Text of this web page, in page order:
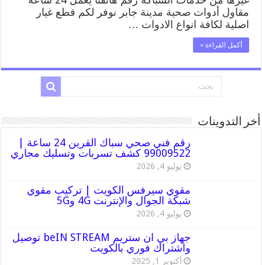
مقاول أدوات صحية مدينة جابر نوفر لكم قطع غيار
اصلية لكافة انواع الادوات …
أكمل القراءة »
أخر التدوينات
رقم فني صحي سباك القرين 24 ساعة |
99009522 كشف تسربات وتسليك مجاري
يوليو 4, 2026
مقوي سيرفس الكويت | تركيب مقوي
شبكة الجوال والإنترنت 4G و5G
يوليو 4, 2026
جهاز بي ان ستريم beIN STREAM توصيل
واشتراك فوري بالكويت
أكتوبر 1, 2025